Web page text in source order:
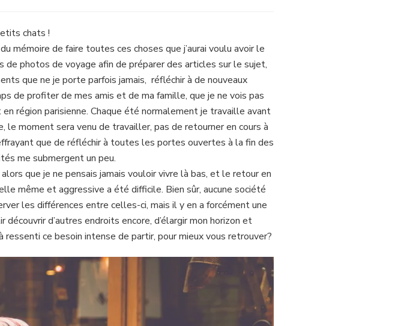
chats !
mémoire de faire toutes ces choses que j’aurai voulu avoir le
photos de voyage afin de préparer des articles sur le sujet,
que ne je porte parfois jamais, réfléchir à de nouveaux
de profiter de mes amis et de ma famille, que je ne vois pas
région parisienne. Chaque été normalement je travaille avant
moment sera venu de travailler, pas de retourner en cours à
que de réfléchir à toutes les portes ouvertes à la fin des
me submergent un peu.
que je ne pensais jamais vouloir vivre là bas, et le retour en
même et aggressive a été difficile. Bien sûr, aucune société
les différences entre celles-ci, mais il y en a forcément une
d’autres endroits encore, d’élargir mon horizon et
ressenti ce besoin intense de partir, pour mieux vous retrouver?